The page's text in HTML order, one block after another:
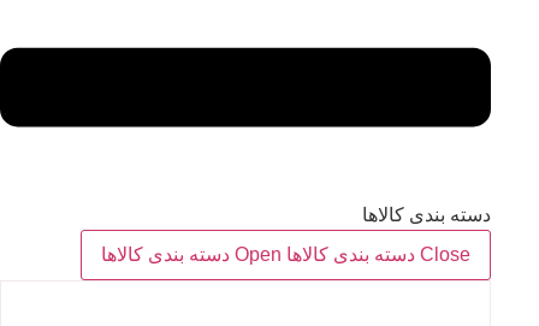
دسته بندی کالاها
Close دسته بندی کالاها
Open دسته بندی کالاها